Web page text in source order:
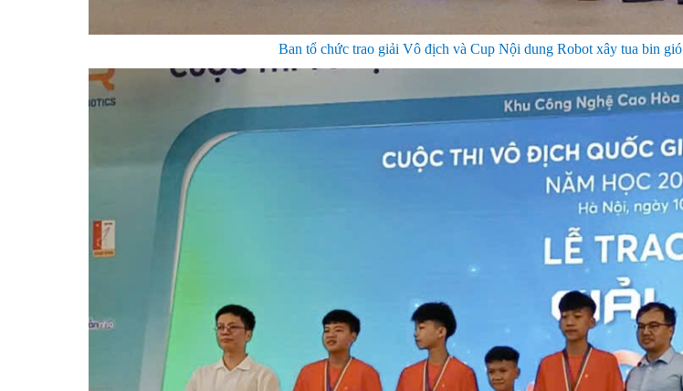
Ban tổ chức trao giải Vô địch và Cup Nội dung Robot xây tua bin gió